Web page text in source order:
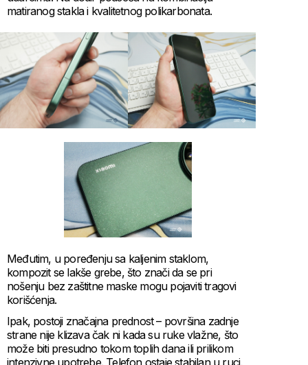
matiranog stakla i kvalitetnog polikarbonata.
Međutim, u poređenju sa kaljenim staklom,
kompozit se lakše grebe, što znači da se pri
nošenju bez zaštitne maske mogu pojaviti tragovi
korišćenja.
Ipak, postoji značajna prednost – površina zadnje
strane nije klizava čak ni kada su ruke vlažne, što
može biti presudno tokom toplih dana ili prilikom